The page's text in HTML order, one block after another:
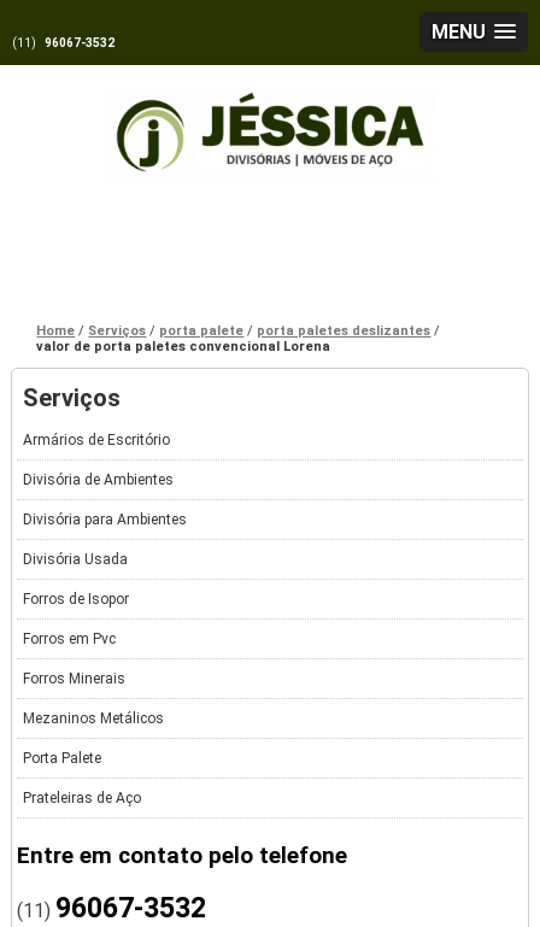
MENU
(11) 96067-3532
Home Serviços porta palete
porta paletes deslizantes
valor de porta paletes convencional Lorena
Serviços
Armários de Escritório
Divisória de Ambientes
Divisória para Ambientes
Divisória Usada
Forros de Isopor
Forros em Pvc
Forros Minerais
Mezaninos Metálicos
Porta Palete
Prateleiras de Aço
Entre em contato pelo telefone
(11) 96067-3532